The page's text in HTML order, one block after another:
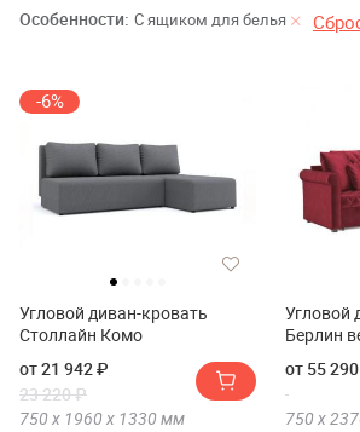
Особенности: С ящиком для белья
-6%
Угловой диван-кровать
Столлайн Комо
от 21 942 ₽
23 220 ₽
750 х 1960 х 1330 мм
Угловой
Берлин
от 55
750 х